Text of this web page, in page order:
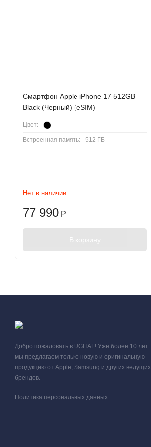
Cмартфон Apple iPhone 17 512GB
Black (Черный) (eSIM)
Цвет:
Встроенная память: 512 ГБ
Нет в наличии
77 990 Р
В корзину
Добро пожаловать в UGITAL! Уже более 10 лет
мы предлагаем только новую и оригинальную
продукцию от Apple, Samsung и других ведущих
брендов.
Политика персональных данных